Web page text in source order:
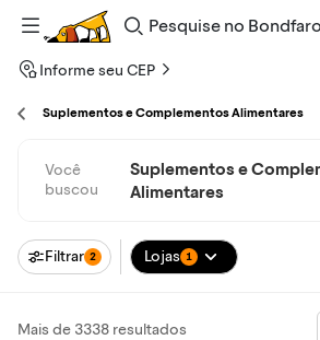
Pesquise
Bondfaro
Informe seu CEP
Suplementos e Complementos Alimentares
Você
buscou
Suplementos e
Alimentares
Filtrar 2 Lojas 1
Mais de 3338 resultados